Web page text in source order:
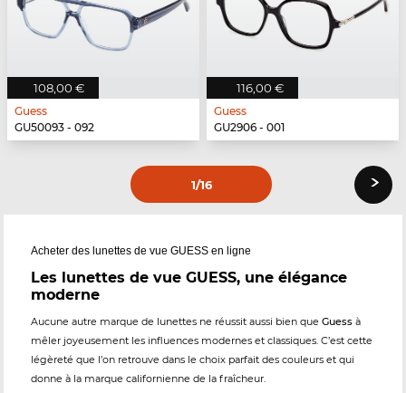
108,00 €
Guess
GU50093 - 092
116,00 €
Guess
GU2906 - 001
1/16 ›
Acheter des lunettes de vue GUESS en ligne
Les lunettes de vue GUESS, une élégance
moderne
Aucune autre marque de lunettes ne réussit aussi bien que Guess à
mêler joyeusement les influences modernes et classiques. C’est cette
légèreté que l’on retrouve dans le choix parfait des couleurs et qui
donne à la marque californienne de la fraîcheur.